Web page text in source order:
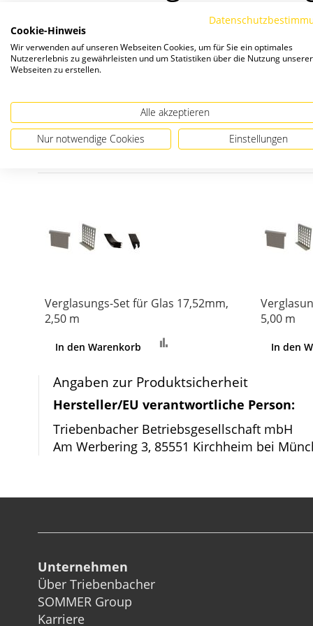
| zum Arretieren der Befestigungskeile
| zum einrollen der Dichtungen
Passendes Zubehör
Verglasungs-Set für Glas 17,52mm,
2,50 m
In den Warenkorb
hinzufügen
5,00 m
In den
Angaben zur Produktsicherheit
Hersteller/EU verantwortliche Person:
Triebenbacher Betriebsgesellschaft mbH
Am Werbering 3, 85551 Kirchheim bei
Unternehmen
Über Triebenbacher
SOMMER Group
Karriere
Cookie-Hinweis
Wir verwenden auf unseren Webseiten Cookies, um für Sie ein optimales
Nutzererlebnis zu gewährleisten und um Statistiken über die Nutzung unserer
Webseiten zu erstellen.
Alle akzeptieren
Nur notwendige Cookies Einstellungen